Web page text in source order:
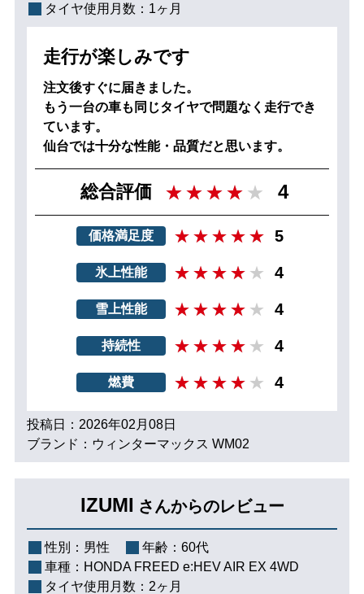
タイヤ使用月数： 1ヶ月
走行が楽しみです
注文後すぐに届きました。
もう一台の車も同じタイヤで問題なく走行でき
ています。
仙台では十分な性能・品質だと思います。
総合評価 4
価格満足度 5
氷上性能 4
雪上性能 4
持続性 4
燃費 4
投稿日：2026年02月08日
ブランド：ウィンターマックス WM02
IZUMI さんからのレビュー
性別： 男性 年齢： 60代
車種： HONDA FREED e:HEV AIR EX 4WD
タイヤ使用月数： 2ヶ月